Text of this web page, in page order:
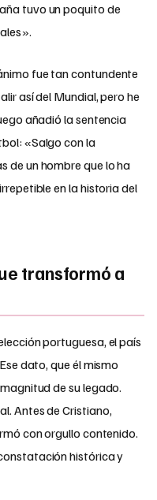
tuvo un poquito de
fue tan contundente
así del Mundial, pero he
añadió la sentencia
«Salgo con la
de un hombre que lo ha
en la historia del
transformó a
portuguesa, el país
dato, que él mismo
de su legado.
Antes de Cristiano,
con orgullo contenido.
histórica y